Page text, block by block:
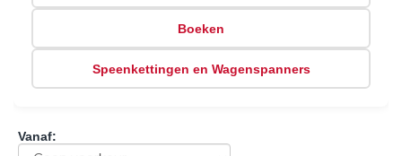
Boeken
Speenkettingen en Wagenspanners
Vanaf: